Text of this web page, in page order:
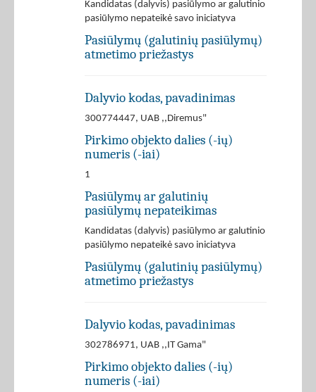
Kandidatas (dalyvis) pasiūlymo ar galutinio
pasiūlymo nepateikė savo iniciatyva
Pasiūlymų (galutinių pasiūlymų)
atmetimo priežastys
Dalyvio kodas, pavadinimas
300774447, UAB ,,Diremus"
Pirkimo objekto dalies (-ių)
numeris (-iai)
1
Pasiūlymų ar galutinių
pasiūlymų nepateikimas
Kandidatas (dalyvis) pasiūlymo ar galutinio
pasiūlymo nepateikė savo iniciatyva
Pasiūlymų (galutinių pasiūlymų)
atmetimo priežastys
Dalyvio kodas, pavadinimas
302786971, UAB ,,IT Gama"
Pirkimo objekto dalies (-ių)
numeris (-iai)